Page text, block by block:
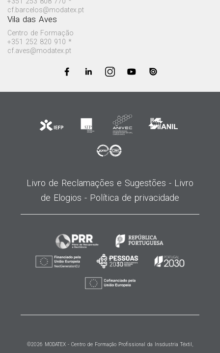
cf.barcelos@modatex.pt
Vila das Aves
Centro de Formação
+351 252 820 910 *
cf.aves@modatex.pt
Livro de Reclamações e Sugestões - Livro
de Elogios - Política de privacidade
©2026 MODATEX - Centro de Formação Profissional da Insdustria Téxtil,